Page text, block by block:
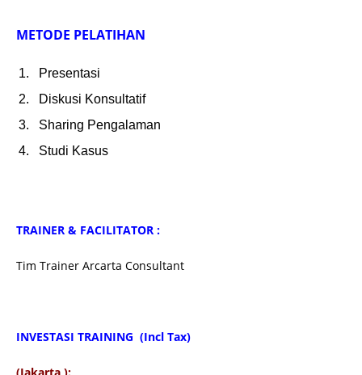
METODE PELATIHAN
Presentasi
Diskusi Konsultatif
Sharing Pengalaman
Studi Kasus
TRAINER & FACILITATOR :
Tim Trainer Arcarta Consultant
INVESTASI TRAINING (Incl Tax)